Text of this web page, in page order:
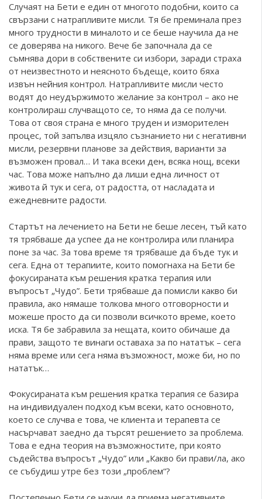
Случаят на Бети е един от многото подобни, които са
свързани с натрапливите мисли. Тя бе преминала през
много трудности в миналото и се беше научила да не
се доверява на никого. Вече бе започнала да се
съмнява дори в собствените си избори, заради страха
от неизвестното и неясното бъдеще, които бяха
извън нейния контрол. Натрапливите мисли често
водят до неудържимото желание за контрол – ако не
контролираш случващото се, то няма да се получи.
Това от своя страна е много труден и изморителен
процес, той запълва изцяло съзнанието ни с негативни
мисли, резервни планове за действия, варианти за
възможен провал… И така всеки ден, всяка нощ, всеки
час. Това може напълно да лиши една личност от
живота й тук и сега, от радостта, от насладата и
ежедневните радости.
Стартът на лечението на Бети не беше лесен, тъй като
тя трябваше да успее да не контролира или планира
поне за час. За това време тя трябваше да бъде тук и
сега. Една от терапиите, които помогнаха на Бети бе
фокусираната към решения кратка терапия или
въпросът „Чудо”. Бети трябваше да помисли какво би
правила, ако нямаше толкова много отговорности и
можеше просто да си позволи всичкото време, което
иска. Тя бе забравила за нещата, които обичаше да
прави, защото те винаги оставаха за по нататък – сега
няма време или сега няма възможност, може би, но по
нататък…
Фокусираната към решения кратка терапия се базира
на индивидуален подход към всеки, като основното,
което се случва е това, че клиента и терапевта се
насърчават заедно да търсят решението за проблема.
Това е една теория на възможностите, при която
съдейства въпросът „Чудо” или „Какво би прави/ла, ако
се събудиш утре без този „проблем“?